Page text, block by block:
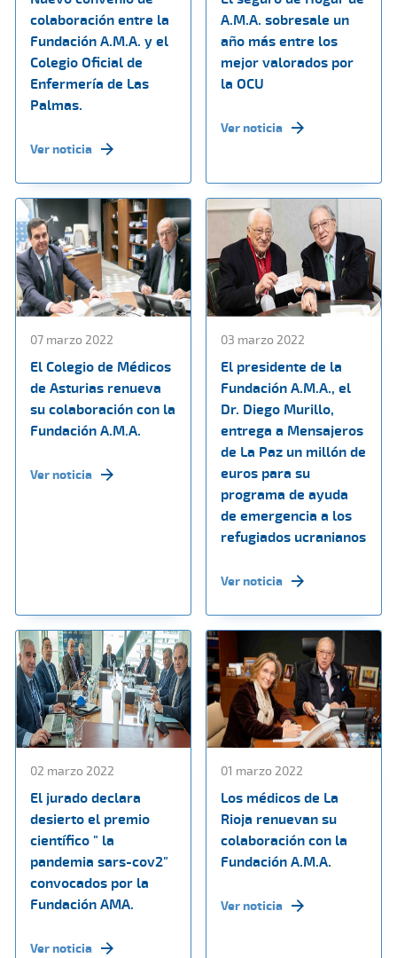
colaboración entre la
Fundación A.M.A. y el
Colegio Oficial de
Enfermería de Las
Palmas.
Ver noticia
A.M.A. sobresale un
año más entre los
mejor valorados por
la OCU
Ver noticia
07 marzo 2022
El Colegio de Médicos
de Asturias renueva
su colaboración con la
Fundación A.M.A.
Ver noticia
03 marzo 2022
El presidente de la
Fundación A.M.A., el
Dr. Diego Murillo,
entrega a Mensajeros
de La Paz un millón de
euros para su
programa de ayuda
de emergencia a los
refugiados ucranianos
Ver noticia
02 marzo 2022
El jurado declara
desierto el premio
científico " la
pandemia sars-cov2"
convocados por la
Fundación AMA.
Ver noticia
01 marzo 2022
Los médicos de La
Rioja renuevan su
colaboración con la
Fundación A.M.A.
Ver noticia